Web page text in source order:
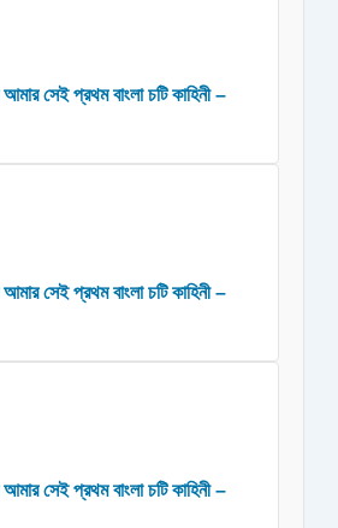
সেই প্রথম বাংলা চটি কাহিনী –
সেই প্রথম বাংলা চটি কাহিনী –
সেই প্রথম বাংলা চটি কাহিনী –